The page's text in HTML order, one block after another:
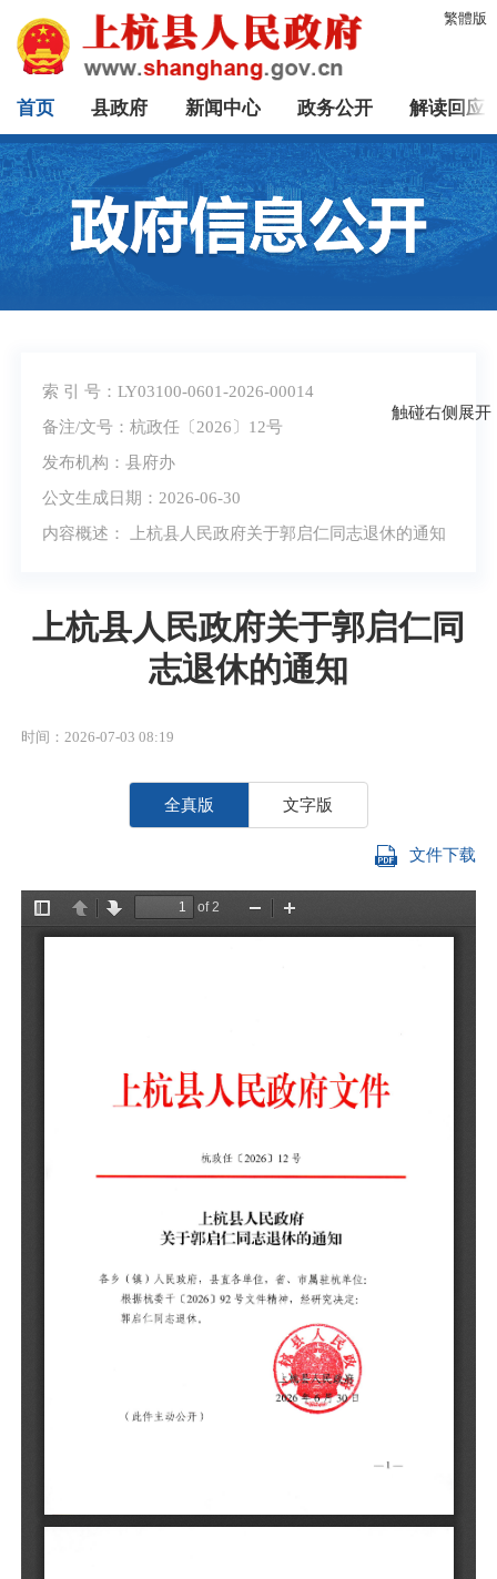
繁體版
首页 县政府 新闻中心 政务公开 解读回应
索 引 号：LY03100-0601-2026-00014
备注/文号：杭政任〔2026〕12号
发布机构：县府办
公文生成日期：2026-06-30
内容概述： 上杭县人民政府关于郭启仁同志退休的通知
上杭县人民政府关于郭启仁同
志退休的通知
时间：2026-07-03 08:19
全真版 文字版
文件下载
触碰右侧展开